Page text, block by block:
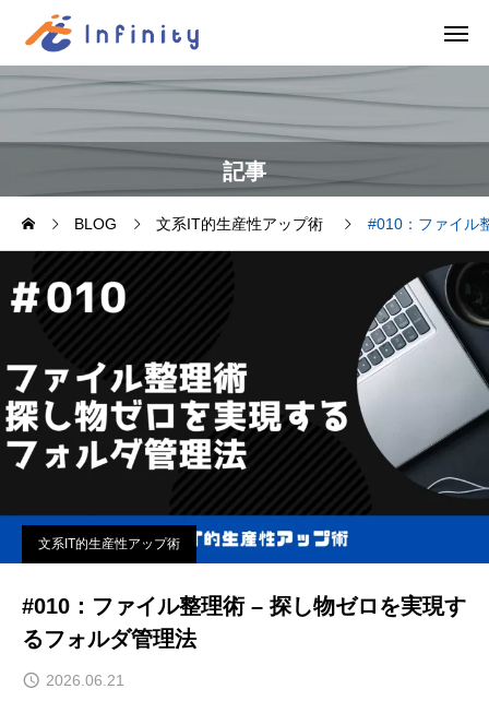
記事
BLOG 文系IT的生産性アップ術 #010：ファイル
文系IT的生産性アップ術
#010：ファイル整理術 – 探し物ゼロを実現す
るフォルダ管理法
2026.06.21